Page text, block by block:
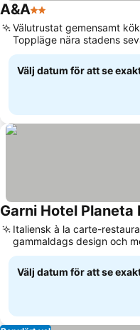
A&A2 Stjärnor
Välutrustat gemensamt
Toppläge nära stadens
Välj datum för att se
Garni Hotel Planeta
Italiensk à la carte-
gammaldags design och
Välj datum för att se